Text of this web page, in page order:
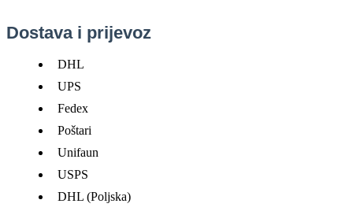
Dostava i prijevoz
DHL
UPS
Fedex
Poštari
Unifaun
USPS
DHL (Poljska)